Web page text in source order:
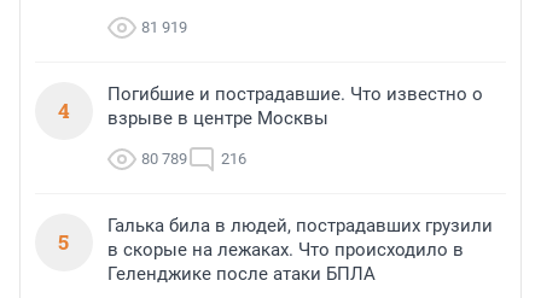
81 919
4
Погибшие и пострадавшие. Что известно о
взрыве в центре Москвы
80 789 216
5
Галька била в людей, пострадавших грузили
в скорые на лежаках. Что происходило в
Геленджике после атаки БПЛА